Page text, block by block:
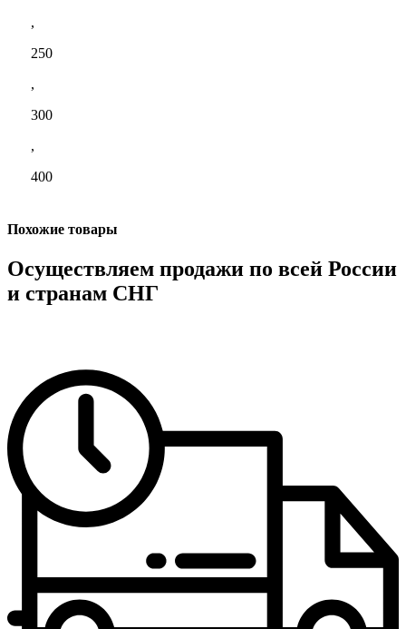
,
250
,
300
,
400
Похожие товары
Осуществляем продажи по всей России
и странам СНГ